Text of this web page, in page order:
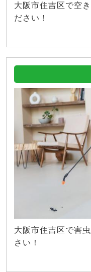
大阪市住吉区で空
ださい！
大阪市住吉区で害
さい！